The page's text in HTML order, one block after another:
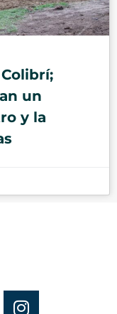
un
y la